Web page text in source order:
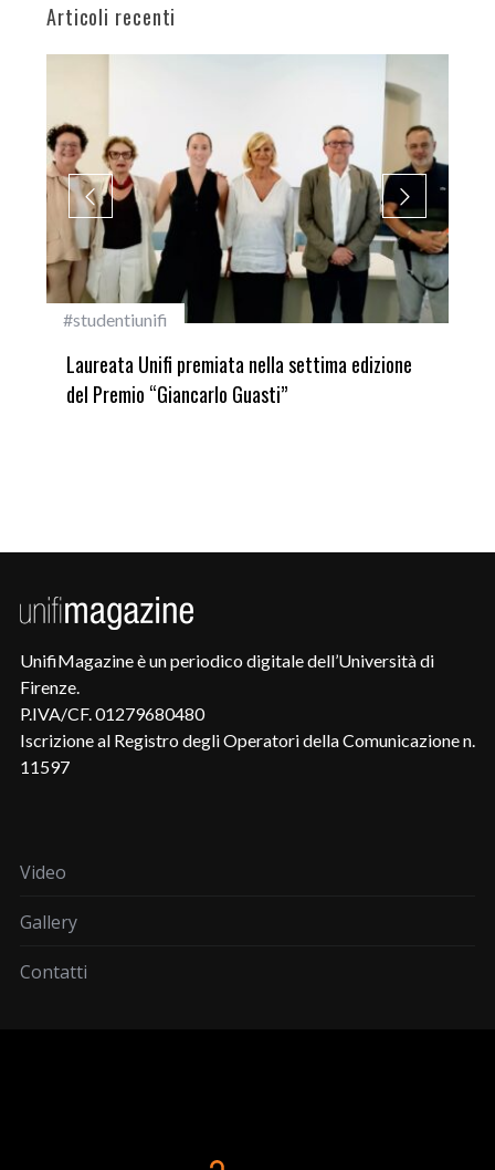
Articoli recenti
#studentiunifi
Laureata Unifi premiata nella settima edizione
del Premio “Giancarlo Guasti”
UnifiMagazine è un periodico digitale dell’Università di
Firenze.
P.IVA/CF. 01279680480
Iscrizione al Registro degli Operatori della Comunicazione n.
11597
Video
Gallery
Contatti